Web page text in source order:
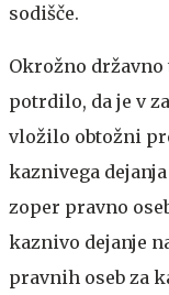
sodišče.
Okrožno državno
potrdilo, da je v
vložilo obtožni
kaznivega
zoper pravno
kaznivo dejanje
pravnih oseb za